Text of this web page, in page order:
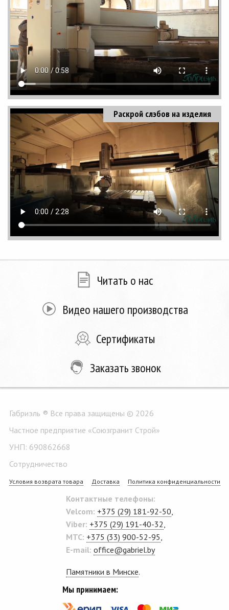
Раскрой слэбов на изделия
Читать о нас
Видео нашего производства
Сертификаты
Заказать звонок
Габриэль ® Все права защищены © 2026
Частное предприятие «Союзгранит Строй»
УНП: 690862668
Сотрудничество
Условия возврата товара Доставка Политика конфиденциальности
Контактные телефоны:
Velcom: +375 (29) 181-92-50
Viber: +375 (29) 191-40-32
MTC: +375 (33) 900-52-95
E-mail: office@gabriel.by
Памятники в Минске.
Мы принимаем: